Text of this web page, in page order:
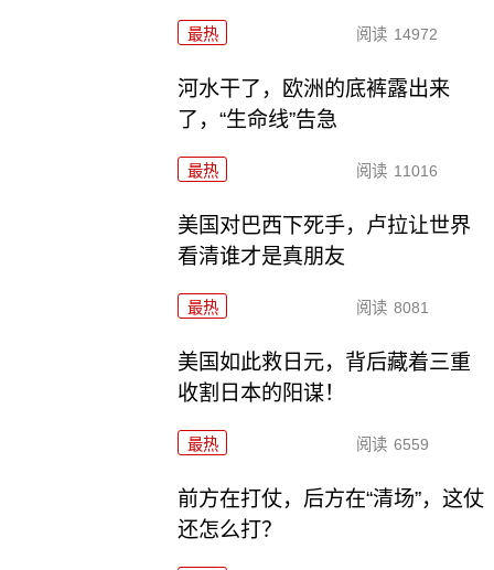
最热 阅读 14972
河水干了，欧洲的底裤露出来
了，“生命线”告急
最热 阅读 11016
美国对巴西下死手，卢拉让世界
看清谁才是真朋友
最热 阅读 8081
美国如此救日元，背后藏着三重
收割日本的阳谋！
最热 阅读 6559
前方在打仗，后方在“清场”，这仗
还怎么打？